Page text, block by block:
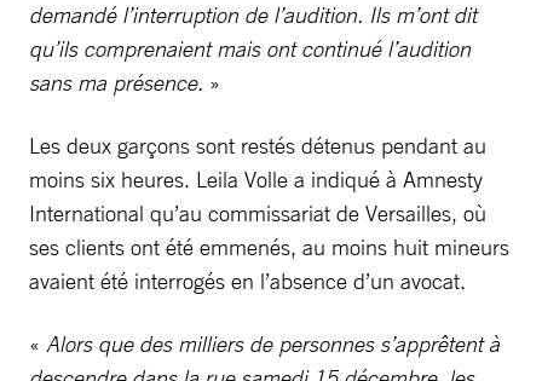
demandé l’interruption de l’audition. Ils m’ont dit
qu’ils comprenaient mais ont continué l’audition
sans ma présence. »
Les deux garçons sont restés détenus pendant au
moins six heures. Leila Volle a indiqué à Amnesty
International qu’au commissariat de Versailles, où
ses clients ont été emmenés, au moins huit mineurs
avaient été interrogés en l’absence d’un avocat.
« Alors que des milliers de personnes s’apprêtent à